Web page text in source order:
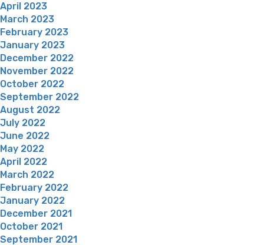
April 2023
March 2023
February 2023
January 2023
December 2022
November 2022
October 2022
September 2022
August 2022
July 2022
June 2022
May 2022
April 2022
March 2022
February 2022
January 2022
December 2021
October 2021
September 2021